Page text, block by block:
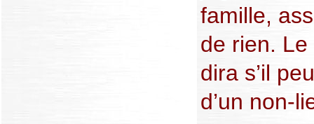
famille,
de rien.
dira s’il
d’un non-